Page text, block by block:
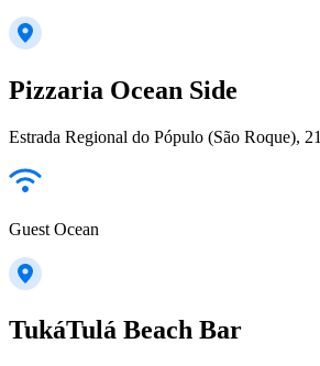
Pizzaria Ocean Side
Estrada Regional do Pópulo (São Roque), 21
Guest Ocean
TukáTulá Beach Bar